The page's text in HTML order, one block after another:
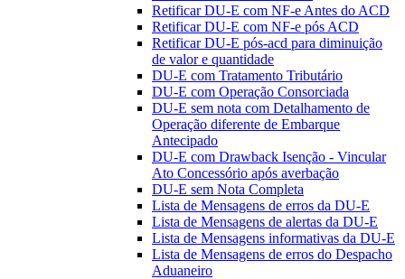
Retificar DU-E com NF-e Antes do ACD
Retificar DU-E com NF-e pós ACD
Retificar DU-E pós-acd para diminuição
de valor e quantidade
DU-E com Tratamento Tributário
DU-E com Operação Consorciada
DU-E sem nota com Detalhamento de
Operação diferente de Embarque
Antecipado
DU-E com Drawback Isenção - Vincular
Ato Concessório após averbação
DU-E sem Nota Completa
Lista de Mensagens de erros da DU-E
Lista de Mensagens de alertas da DU-E
Lista de Mensagens informativas da DU-E
Lista de Mensagens de erros do Despacho
Aduaneiro